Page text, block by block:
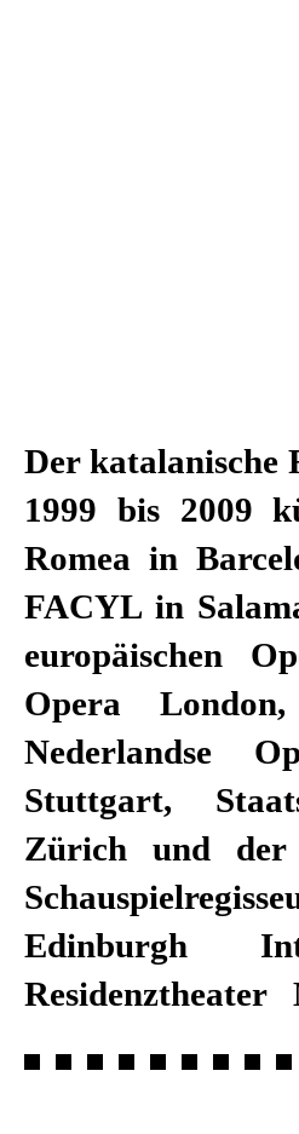
Der katalanische
1999 bis 2009
Romea in
FACYL in
europäischen
Opera
Nederlandse
Stuttgart,
Zürich und der
Edinburgh
Mannheim und
2009 erhielt
Kulturstiftung
Kulturpreis,
Franco Ab­biati
die spanische
Líricos
Künstlerischer